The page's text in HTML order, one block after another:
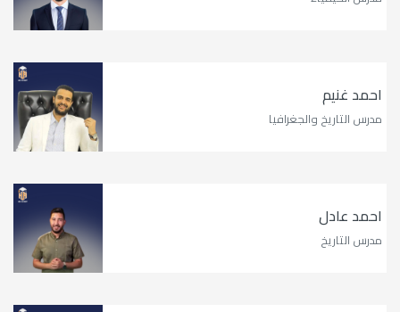
احمد غنيم
مدرس التاريخ والجغرافيا
احمد عادل
مدرس التاريخ